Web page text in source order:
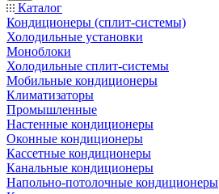
Каталог
Кондиционеры (сплит-системы)
Холодильные установки
Моноблоки
Холодильные сплит-системы
Мобильные кондиционеры
Климатизаторы
Промышленные
Настенные кондиционеры
Оконные кондиционеры
Кассетные кондиционеры
Канальные кондиционеры
Напольно-потолочные кондиционеры